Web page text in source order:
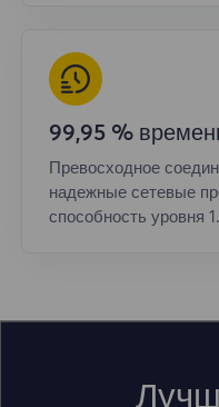
99,95 %
Превосходное
надежные сетевые
способность уровня 1.